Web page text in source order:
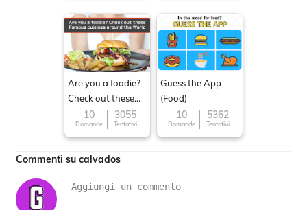
Are you a foodie?
Check out these
Famous cuisines
around the World
10
Domande
3055
Tentativi
Guess the App
(Food)
10
Domande
5362
Tentativi
Commenti su calvados